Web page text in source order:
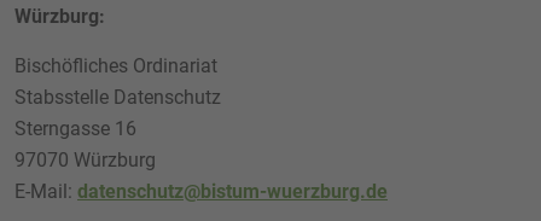
Würzburg:
Bischöfliches Ordinariat
Stabsstelle Datenschutz
Sterngasse 16
97070 Würzburg
E-Mail: datenschutz@bistum-wuerzburg.de